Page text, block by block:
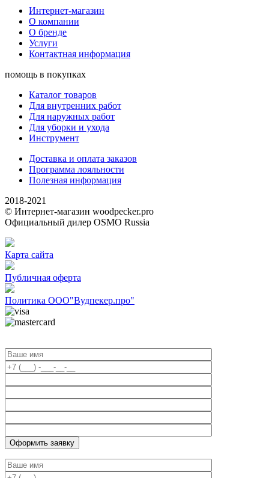
Интернет-магазин
О компании
О бренде
Услуги
Контактная информация
помощь в покупках
Каталог товаров
Для внутренних работ
Для наружных работ
Для уборки и ухода
Инструмент
Доставка и оплата заказов
Программа лояльности
Полезная информация
2018-2021
© Интернет-магазин woodpecker.pro
Официальный дилер OSMO Russia
Карта сайта
Публичная оферта
Политика ООО"Вудпекер.про"